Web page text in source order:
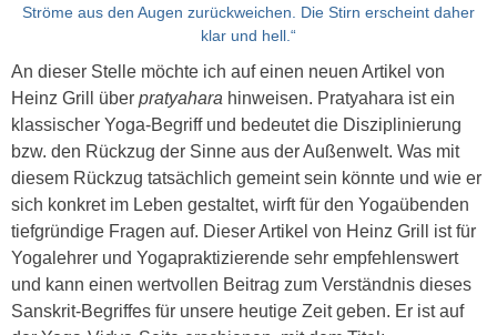
Ströme aus den Augen zurückweichen. Die Stirn erscheint daher
klar und hell.“
An dieser Stelle möchte ich auf einen neuen Artikel von
Heinz Grill über pratyahara hinweisen. Pratyahara ist ein
klassischer Yoga-Begriff und bedeutet die Disziplinierung
bzw. den Rückzug der Sinne aus der Außenwelt. Was mit
diesem Rückzug tatsächlich gemeint sein könnte und wie er
sich konkret im Leben gestaltet, wirft für den Yogaübenden
tiefgründige Fragen auf. Dieser Artikel von Heinz Grill ist für
Yogalehrer und Yogapraktizierende sehr empfehlenswert
und kann einen wertvollen Beitrag zum Verständnis dieses
Sanskrit-Begriffes für unsere heutige Zeit geben. Er ist auf